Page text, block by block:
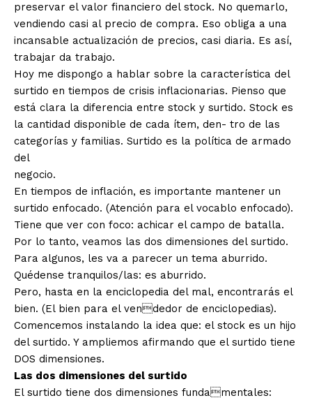
preservar el valor financiero del stock. No quemarlo,
vendiendo casi al precio de compra. Eso obliga a una
incansable actualización de precios, casi diaria. Es así,
trabajar da trabajo.
Hoy me dispongo a hablar sobre la característica del
surtido en tiempos de crisis inflacionarias. Pienso que
está clara la diferencia entre stock y surtido. Stock es
la cantidad disponible de cada ítem, den- tro de las
categorías y familias. Surtido es la política de armado
del
negocio.
En tiempos de inflación, es importante mantener un
surtido enfocado. (Atención para el vocablo enfocado).
Tiene que ver con foco: achicar el campo de batalla.
Por lo tanto, veamos las dos dimensiones del surtido.
Para algunos, les va a parecer un tema aburrido.
Quédense tranquilos/las: es aburrido.
Pero, hasta en la enciclopedia del mal, encontrarás el
bien. (El bien para el vendedor de enciclopedias).
Comencemos instalando la idea que: el stock es un hijo
del surtido. Y ampliemos afirmando que el surtido tiene
DOS dimensiones.
Las dos dimensiones del surtido
El surtido tiene dos dimensiones fundamentales: